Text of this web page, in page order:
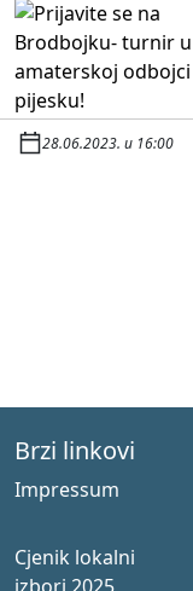
28.06.2023. u 16:00
Brzi linkovi
Impressum
Cjenik lokalni